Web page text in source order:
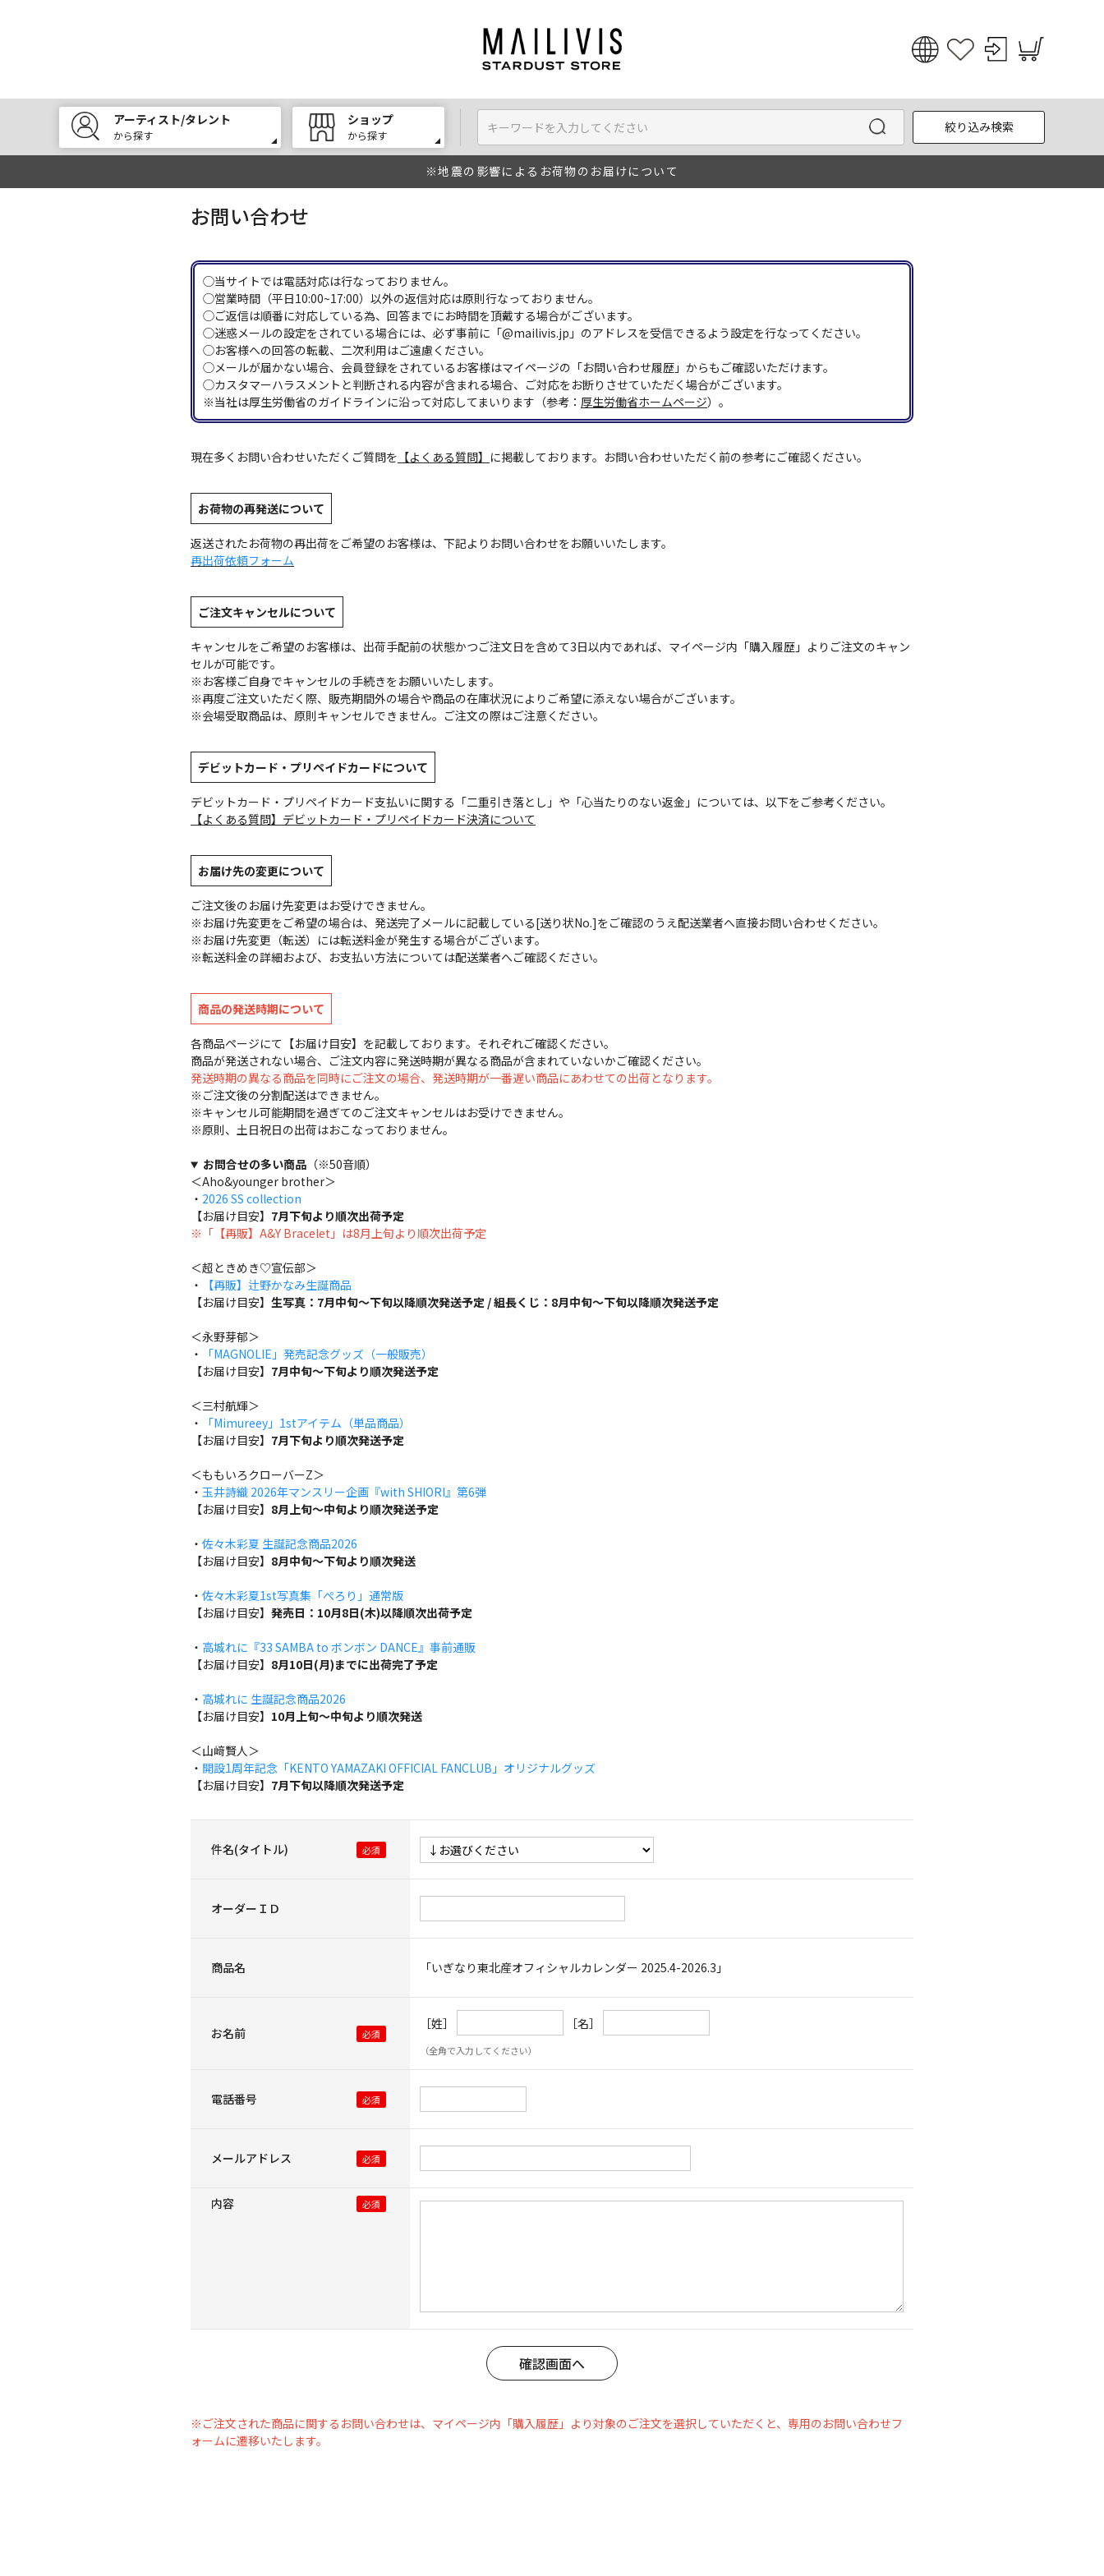
English
한국어
アーティスト/タレント
から探す
ショップ
から探す
絞り込み検索
※地震の影響によるお荷物のお届けについて
お問い合わせ
◯当サイトでは電話対応は行なっておりません。
◯営業時間（平日10:00~17:00）以外の返信対応は原則行なっておりません。
◯ご返信は順番に対応している為、回答までにお時間を頂戴する場合がございます。
◯迷惑メールの設定をされている場合には、必ず事前に「@mailivis.jp」のアドレスを受信できるよう設定を行なってください。
◯お客様への回答の転載、二次利用はご遠慮ください。
◯メールが届かない場合、会員登録をされているお客様はマイページの「お問い合わせ履歴」からもご確認いただけます。
◯カスタマーハラスメントと判断される内容が含まれる場合、ご対応をお断りさせていただく場合がございます。
※当社は厚生労働省のガイドラインに沿って対応してまいります（参考： 厚生労働省ホームページ）。
現在多くお問い合わせいただくご質問を 【よくある質問】 に掲載しております。お問い合わせいただく前の参考にご確認ください。
お荷物の再発送について
返送されたお荷物の再出荷をご希望のお客様は、下記よりお問い合わせをお願いいたします。
再出荷依頼フォーム
ご注文キャンセルについて
キャンセルをご希望のお客様は、出荷手配前の状態かつご注文日を含めて3日以内であれば、マイページ内「購入履歴」よりご注文のキャン
セルが可能です。
※お客様ご自身でキャンセルの手続きをお願いいたします。
※再度ご注文いただく際、販売期間外の場合や商品の在庫状況によりご希望に添えない場合がございます。
※会場受取商品は、原則キャンセルできません。ご注文の際はご注意ください。
デビットカード・プリペイドカードについて
デビットカード・プリペイドカード支払いに関する「二重引き落とし」や「心当たりのない返金」については、以下をご参考ください。
【よくある質問】デビットカード・プリペイドカード決済について
お届け先の変更について
ご注文後のお届け先変更はお受けできません。
※お届け先変更をご希望の場合は、発送完了メールに記載している[送り状No.]をご確認のうえ配送業者へ直接お問い合わせください。
※お届け先変更（転送）には転送料金が発生する場合がございます。
※転送料金の詳細および、お支払い方法については配送業者へご確認ください。
商品の発送時期について
各商品ページにて【お届け目安】を記載しております。それぞれご確認ください。
商品が発送されない場合、ご注文内容に発送時期が異なる商品が含まれていないかご確認ください。
発送時期の異なる商品を同時にご注文の場合、発送時期が一番遅い商品にあわせての出荷となります。
※ご注文後の分割配送はできません。
※キャンセル可能期間を過ぎてのご注文キャンセルはお受けできません。
※原則、土日祝日の出荷はおこなっておりません。
お問合せの多い商品（※50音順）
＜Aho&younger brother＞
・ 2026 SS collection
【お届け目安】 7月下旬より順次出荷予定
※「【再販】A&Y Bracelet」は8月上旬より順次出荷予定
＜超ときめき♡宣伝部＞
・
【再販】辻野かなみ生誕商品
【お届け目安】 生写真：7月中旬～下旬以降順次発送予定 / 組長くじ：8月中旬～下旬以降順次発送予定
＜永野芽郁＞
・
「MAGNOLIE」発売記念グッズ（一般販売）
【お届け目安】 7月中旬～下旬より順次発送予定
＜三村航輝＞
・
「Mimureey」1stアイテム（単品商品）
【お届け目安】 7月下旬より順次発送予定
＜ももいろクローバーZ＞
・ 玉井詩織 2026年マンスリー企画『with SHIORI』第6弾
【お届け目安】 8月上旬～中旬より順次発送予定
・ 佐々木彩夏 生誕記念商品2026
【お届け目安】 8月中旬～下旬より順次発送
・ 佐々木彩夏1st写真集「ぺろり」通常版
【お届け目安】 発売日：10月8日(木)以降順次出荷予定
・ 高城れに『33 SAMBA to ボンボン DANCE』事前通販
【お届け目安】 8月10日(月)までに出荷完了予定
・ 高城れに 生誕記念商品2026
【お届け目安】 10月上旬～中旬より順次発送
＜山﨑賢人＞
・ 開設1周年記念「KENTO YAMAZAKI OFFICIAL FANCLUB」オリジナルグッズ
【お届け目安】 7月下旬以降順次発送予定
件名(タイトル)
オーダーＩＤ
商品名 「いぎなり東北産オフィシャルカレンダー 2025.4-2026.3」
お名前
［姓］ ［名］
（全角で入力してください）
電話番号
メールアドレス
内容
※ご注文された商品に関するお問い合わせは、マイページ内「購入履歴」より対象のご注文を選択していただくと、専用のお問い合わせフ
ォームに遷移いたします。